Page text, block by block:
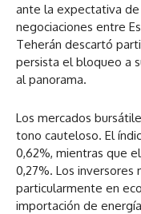
ante la expectativa de
negociaciones entre
Teherán descartó
persista el bloqueo a
al panorama.
Los mercados
tono cauteloso. El
0,62%, mientras que
0,27%. Los inversores
particularmente en
importación de